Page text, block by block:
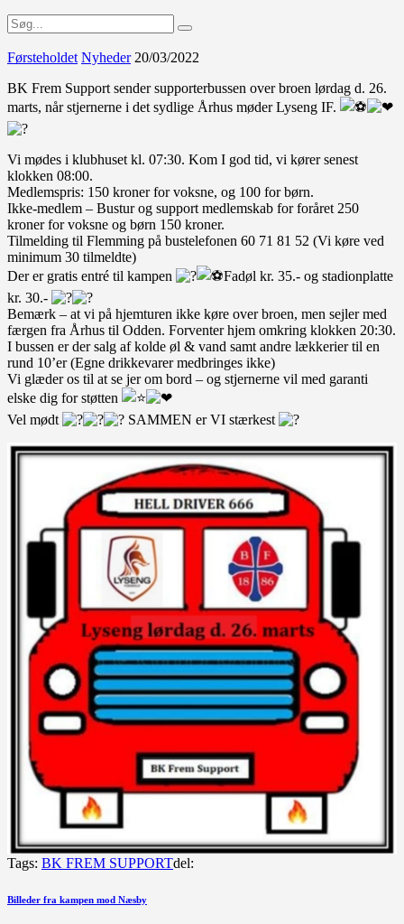
Førsteholdet Nyheder 20/03/2022
BK Frem Support sender supporterbussen over broen lørdag d. 26.
marts, når stjernerne i det sydlige Århus møder Lyseng IF.
Vi mødes i klubhuset kl. 07:30. Kom I god tid, vi kører senest
klokken 08:00.
Medlemspris: 150 kroner for voksne, og 100 for børn.
Ikke-medlem – Bustur og support medlemskab for foråret 250
kroner for voksne og børn 150 kroner.
Tilmelding til Flemming på bustelefonen 60 71 81 52 (Vi køre ved
minimum 30 tilmeldte)
Der er gratis entré til kampen
Fadøl kr. 35.- og stadionplatte
kr. 30.-
Bemærk – at vi på hjemturen ikke køre over broen, men sejler med
færgen fra Århus til Odden. Forventer hjem omkring klokken 20:30.
I bussen er der salg af kolde øl & vand samt andre lækkerier til en
rund 10’er (Egne drikkevarer medbringes ikke)
Vi glæder os til at se jer om bord – og stjernerne vil med garanti
elske dig for støtten
Vel mødt
SAMMEN er VI stærkest
Tags: BK FREM SUPPORTdel:
Indlægsnavigation
Forrige
Billeder fra kampen mod Næsby